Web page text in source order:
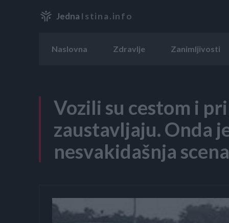
Jedna Istina.info
Naslovna Zdravlje Zanimljivosti
Vozili su cestom i
zaustavljaju. Onda
nesvakidašnja